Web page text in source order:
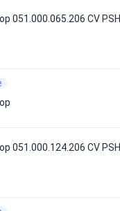
051.000.065.206 CV PSH
051.000.124.206 CV PSH